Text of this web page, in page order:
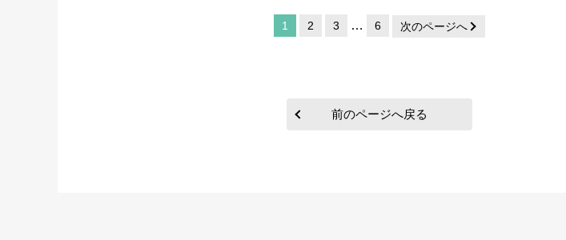
1 2 3 … 6 次のページへ
前のページへ戻る